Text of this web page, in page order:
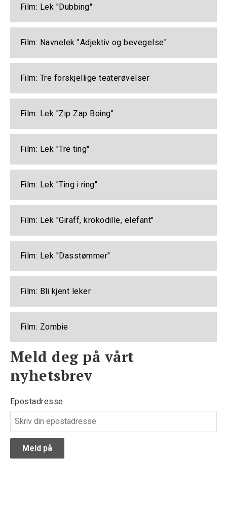
Film: Lek "Dubbing"
Film: Navnelek "Adjektiv og bevegelse"
Film: Tre forskjellige teaterøvelser
Film: Lek "Zip Zap Boing"
Film: Lek "Tre ting"
Film: Lek "Ting i ring"
Film: Lek "Giraff, krokodille, elefant"
Film: Lek "Dasstømmer"
Film: Bli kjent leker
Film: Zombie
Meld deg på vårt
nyhetsbrev
Epostadresse